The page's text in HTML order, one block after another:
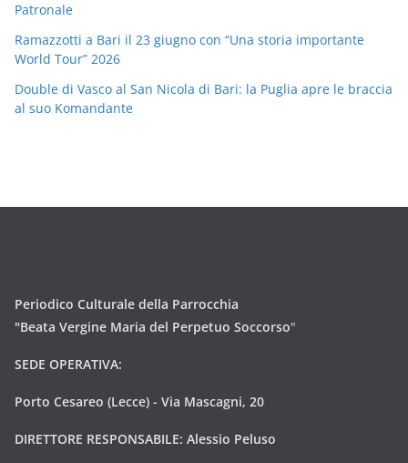
Patronale
Ramazzotti a Bari il 23 giugno con “Una storia importante
World Tour” 2026
Double di Vasco al San Nicola di Bari: la Puglia apre le braccia
al suo Komandante
Periodico Culturale della Parrocchia
"Beata Vergine Maria del Perpetuo Soccorso"
SEDE OPERATIVA:
Porto Cesareo (Lecce) - Via Mascagni, 20
DIRETTORE RESPONSABILE: Alessio Peluso